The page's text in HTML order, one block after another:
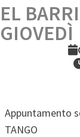
EL
GIOVEDÌ
Appuntamento
TANGO